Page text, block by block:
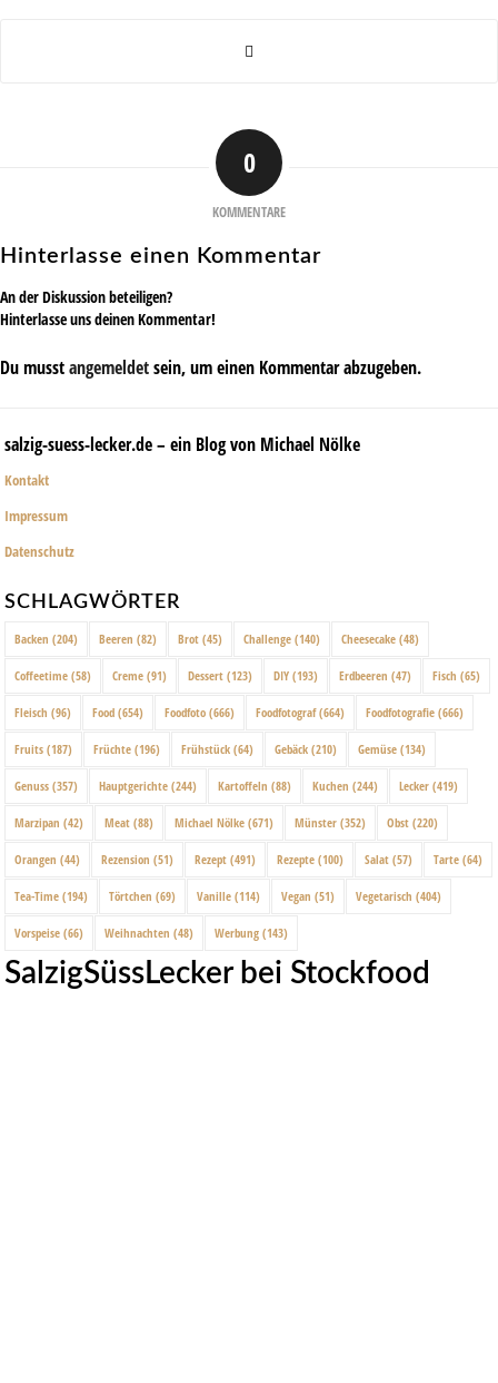
0
KOMMENTARE
Hinterlasse einen Kommentar
An der Diskussion beteiligen?
Hinterlasse uns deinen Kommentar!
Du musstangemeldetsein, um einen Kommentar abzugeben.
salzig-suess-lecker.de – ein Blog von Michael Nölke
Kontakt
Impressum
Datenschutz
SCHLAGWÖRTER
Backen (204) Beeren (82) Brot (45) Challenge (140) Cheesecake (48)
Coffeetime (58) Creme (91) Dessert (123) DIY (193) Erdbeeren (47) Fisch (65)
Fleisch (96) Food (654) Foodfoto (666) Foodfotograf(664) Foodfotografie (666)
Fruits (187) Früchte (196) Frühstück (64) Gebäck (210) Gemüse (134)
Genuss (357) Hauptgerichte (244) Kartoffeln (88) Kuchen (244) Lecker (419)
Marzipan (42) Meat (88) Michael Nölke (671) Münster (352) Obst (220)
Orangen (44) Rezension (51) Rezept (491) Rezepte (100) Salat (57) Tarte (64)
Tea-Time (194) Törtchen (69) Vanille (114) Vegan (51) Vegetarisch (404)
Vorspeise (66) Weihnachten (48) Werbung (143)
SalzigSüssLecker bei Stockfood